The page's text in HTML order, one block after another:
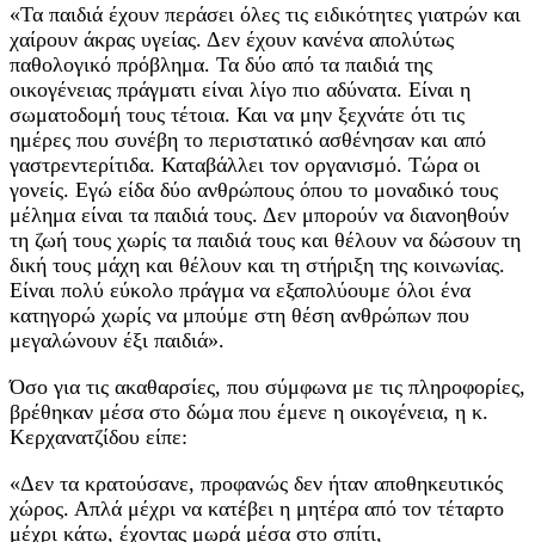
«Τα παιδιά έχουν περάσει όλες τις ειδικότητες γιατρών και
χαίρουν άκρας υγείας. Δεν έχουν κανένα απολύτως
παθολογικό πρόβλημα. Τα δύο από τα παιδιά της
οικογένειας πράγματι είναι λίγο πιο αδύνατα. Είναι η
σωματοδομή τους τέτοια. Και να μην ξεχνάτε ότι τις
ημέρες που συνέβη το περιστατικό ασθένησαν και από
γαστρεντερίτιδα. Καταβάλλει τον οργανισμό. Τώρα οι
γονείς. Εγώ είδα δύο ανθρώπους όπου το μοναδικό τους
μέλημα είναι τα παιδιά τους. Δεν μπορούν να διανοηθούν
τη ζωή τους χωρίς τα παιδιά τους και θέλουν να δώσουν τη
δική τους μάχη και θέλουν και τη στήριξη της κοινωνίας.
Είναι πολύ εύκολο πράγμα να εξαπολύουμε όλοι ένα
κατηγορώ χωρίς να μπούμε στη θέση ανθρώπων που
μεγαλώνουν έξι παιδιά».
Όσο για τις ακαθαρσίες, που σύμφωνα με τις πληροφορίες,
βρέθηκαν μέσα στο δώμα που έμενε η οικογένεια, η κ.
Κερχανατζίδου είπε:
«Δεν τα κρατούσανε, προφανώς δεν ήταν αποθηκευτικός
χώρος. Απλά μέχρι να κατέβει η μητέρα από τον τέταρτο
μέχρι κάτω, έχοντας μωρά μέσα στο σπίτι,